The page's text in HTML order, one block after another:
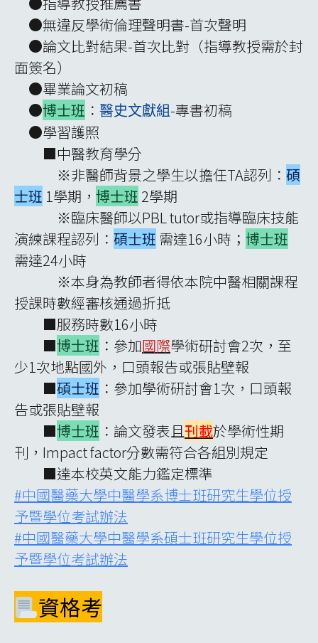
●無違反學術倫理聲明書-首次聲明
●論文比對結果-首次比對（指導教授需於封
面簽名）
●畢業論文初稿
●博士班 ： 醫史文獻組-專書初稿
●學習護照
■中醫教育學分
※非醫師背景之學生以擔任TA認列： 碩
士班 1學期， 博士班 2學期
※臨床醫師以PBL tutor或指導臨床技能
演練課程認列： 碩士班 需達16小時； 博士班
需達24小時
※本身為教師者得依本院中醫相關課程
授課時數經審核通過折抵
■服務時數16小時
■博士班 ：參加國際學術研討會2次，至
少1次地點國外，口頭報告或張貼壁報
■碩士班 ：參加學術研討會1次，口頭報
告或張貼壁報
■博士班 ：論文發表且刊載於學術性期
刊，Impact factor分數需符合各組別規定
■達本校英文能力鑑定標準
#中國醫藥大學中醫學系博士班研究生學位授
予暨學位考試辦法
#中國醫藥大學中醫學系碩士班研究生學位授
予暨學位考試辦法
資格考